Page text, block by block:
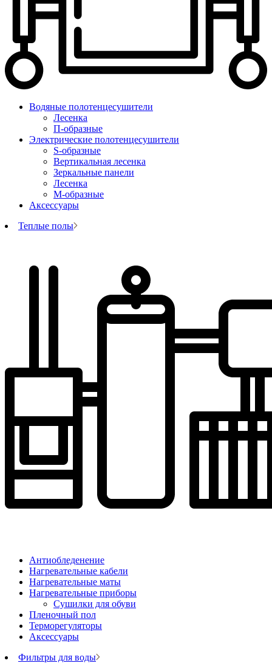
Водяные полотенцесушители
Лесенка
П-образные
Электрические полотенцесушители
S-образные
Вертикальная лесенка
Зеркальные панели
Лесенка
М-образные
Аксессуары
Теплые полы
Антиобледенение
Нагревательные кабели
Нагревательные маты
Нагревательные приборы
Сушилки для обуви
Пленочный пол
Терморегуляторы
Аксессуары
Фильтры для воды